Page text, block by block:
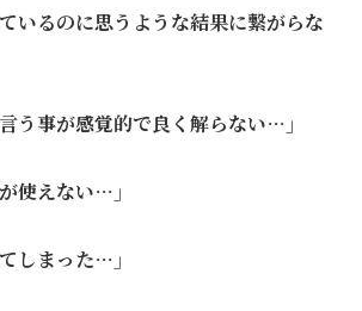
いるのに思うような結果に繋がらな
う事が感覚的で良く解らない…」
使えない…」
しまった…」